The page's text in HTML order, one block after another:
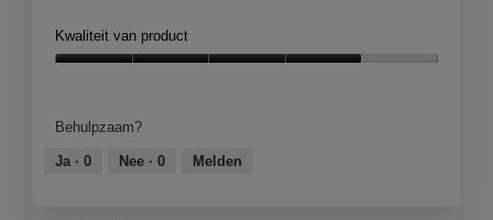
Kwaliteit van product
4
van
Behulpzaam?
Ja · 0 Nee · 0 Melden